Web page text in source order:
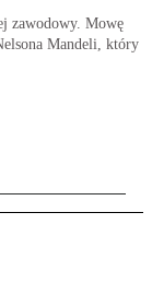
zawodowy. Mowę
Mandeli, który